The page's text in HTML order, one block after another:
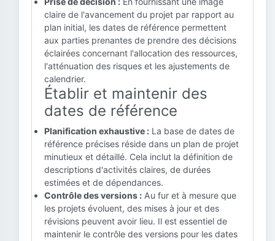
claire de l'avancement du projet par rapport au
plan initial, les dates de référence permettent
aux parties prenantes de prendre des décisions
éclairées concernant l'allocation des ressources,
l'atténuation des risques et les ajustements de
calendrier.
Établir et maintenir des
dates de référence
Planification exhaustive : La base de dates de
référence précises réside dans un plan de projet
minutieux et détaillé. Cela inclut la définition de
descriptions d'activités claires, de durées
estimées et de dépendances.
Contrôle des versions : Au fur et à mesure que
les projets évoluent, des mises à jour et des
révisions peuvent avoir lieu. Il est essentiel de
maintenir le contrôle des versions pour les dates